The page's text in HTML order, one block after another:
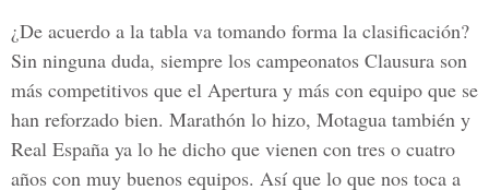
¿De acuerdo a la tabla va tomando forma la clasificación?
Sin ninguna duda, siempre los campeonatos Clausura son
más competitivos que el Apertura y más con equipo que se
han reforzado bien. Marathón lo hizo, Motagua también y
Real España ya lo he dicho que vienen con tres o cuatro
años con muy buenos equipos. Así que lo que nos toca a